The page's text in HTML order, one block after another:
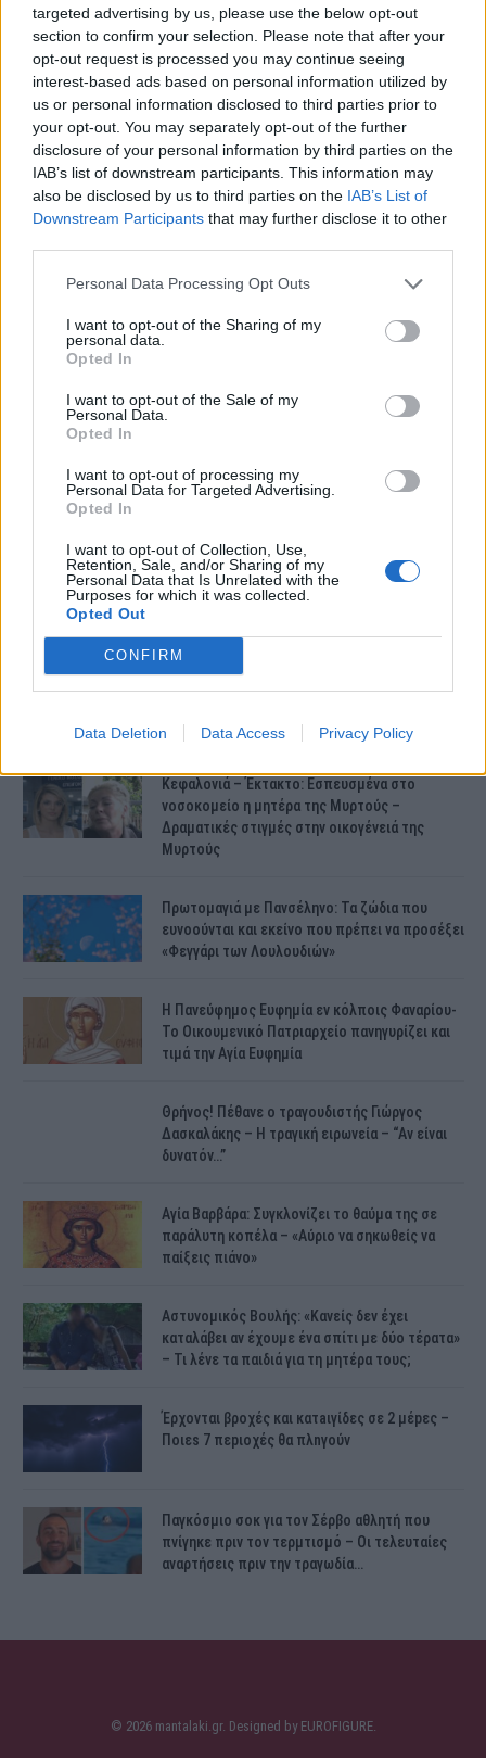
targeted advertising by us, please use the below opt-out
section to confirm your selection. Please note that after your
opt-out request is processed you may continue seeing
interest-based ads based on personal information utilized by
us or personal information disclosed to third parties prior to
your opt-out. You may separately opt-out of the further
disclosure of your personal information by third parties on the
IAB’s list of downstream participants. This information may
also be disclosed by us to third parties on the IAB’s List of
Downstream Participants that may further disclose it to other
Personal Data Processing Opt Outs
I want to opt-out of the Sharing of my
personal data.
Opted In
I want to opt-out of the Sale of my
Personal Data.
Opted In
I want to opt-out of processing my
Personal Data for Targeted Advertising.
Opted In
I want to opt-out of Collection, Use,
Retention, Sale, and/or Sharing of my
Personal Data that Is Unrelated with the
Purposes for which it was collected.
Opted Out
CONFIRM
Data Deletion Data Access Privacy Policy
έκκληση στον ιδιοκτήτη του φιδιού
μέσω των social media προκειμένου
να το μαζέψει.
Σύμφωνα με πληροφορίες πρόκειται
για μη δηλητηριώδες φίδι που συναντά
κάποιος στην Αμερική, την Αφρική,
την Ευρώπη, την Ασία και σε μερικά
νησιά του Ειρηνικού Ωκεανού.
ΤΕΛΕΥΤΑΙΕΣ ΕΙΔΗΣΕΙΣ
Συντάξεις Ιουνίου 2026: Τι θα ισχύσει; Πότε θα
γίνουν οι πληρωμές;
βάλει στο πατίνι…
Κεφαλονιά – Έκτακτο: Εσπευσμένα στο
νοσοκομείο η μητέρα της Μυρτούς –
Δραματικές στιγμές στην οικογένειά της
Μυρτούς
Πρωτομαγιά με Πανσέληνο: Τα ζώδια που
ευνοούνται και εκείνο που πρέπει να προσέξει
«Φεγγάρι των Λουλουδιών»
H Πανεύφημος Ευφημία εν κόλποις Φαναρίου-
Το Οικουμενικό Πατριαρχείο πανηγυρίζει και
τιμά την Αγία Ευφημία
Θρήνος! Πέθανε ο τραγουδιστής Γιώργος
Δασκαλάκης – Η τραγική ειρωνεία – “Αν είναι
δυνατόν…”
Αγία Βαρβάρα: Συγκλονίζει το θαύμα της σε
παράλυτη κοπέλα – «Αύριο να σηκωθείς να
παίξεις πιάνο»
Αστυνομικός Bουλής: «Κανείς δεν έχει
καταλάβει αν έχουμε ένα σπίτι με δύο τέρατα»
– Τι λένε τα παιδιά για τη μητέρα τους;
Έρχονται βροχές και κατaιγίδες σε 2 μέpες –
Ποιεs 7 πεpιοχές θα πλnγούν
Παγκόσμιο σοκ για τον Σέρβο αθλητή που
πνίγηκε πριν τον τερμτισμό – Οι τελευταίες
αναρτήσεις πριν την τραγωδία…
© 2026 mantalaki.gr. Designed by EUROFIGURE.